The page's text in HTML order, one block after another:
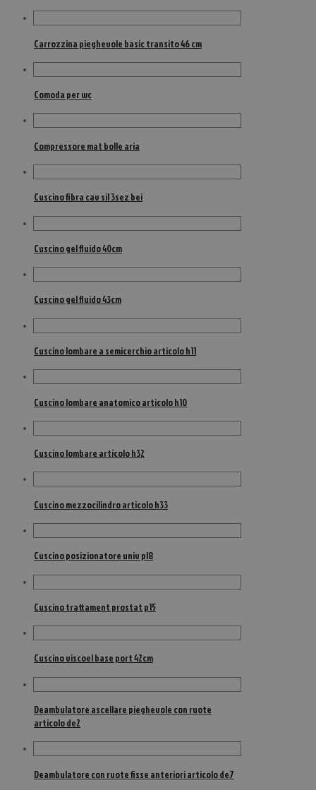
Carrozzina pieghevole basic transito 46 cm
Comoda per wc
Compressore mat bolle aria
Cuscino fibra cav sil 3sez bei
Cuscino gel fluido 40cm
Cuscino gel fluido 43cm
Cuscino lombare a semicerchio articolo h11
Cuscino lombare anatomico articolo h10
Cuscino lombare articolo h32
Cuscino mezzocilindro articolo h33
Cuscino posizionatore univ pl8
Cuscino trattament prostat p15
Cuscino viscoel base port 42cm
Deambulatore ascellare pieghevole con ruote
articolo de2
Deambulatore con ruote fisse anteriori articolo de7